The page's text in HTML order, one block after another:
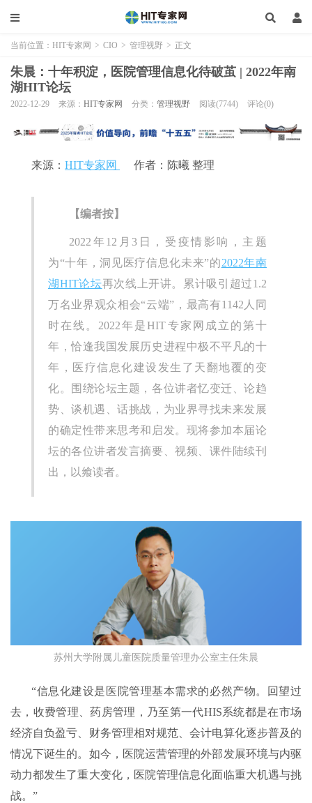
当前位置： HIT专家网 > CIO > 管理视野 > 正文
朱晨：十年积淀，医院管理信息化待破茧 | 2022年南
湖HIT论坛
2022-12-29 来源： HIT专家网 分类： 管理视野 阅读(7744) 评论(0)
来源： HIT专家网 作者：陈曦 整理
【编者按】
2022年12月3日，受疫情影响，主题
为“十年，洞见医疗信息化未来”的2022年南
湖HIT论坛再次线上开讲。累计吸引超过1.2
万名业界观众相会“云端”，最高有1142人同
时在线。2022年是HIT专家网成立的第十
年，恰逢我国发展历史进程中极不平凡的十
年，医疗信息化建设发生了天翻地覆的变
化。围绕论坛主题，各位讲者忆变迁、论趋
势、谈机遇、话挑战，为业界寻找未来发展
的确定性带来思考和启发。现将参加本届论
坛的各位讲者发言摘要、视频、课件陆续刊
出，以飨读者。
苏州大学附属儿童医院质量管理办公室主任朱晨
“信息化建设是医院管理基本需求的必然产物。回望过
去，收费管理、药房管理，乃至第一代HIS系统都是在市场
经济自负盈亏、财务管理相对规范、会计电算化逐步普及的
情况下诞生的。如今，医院运营管理的外部发展环境与内驱
动力都发生了重大变化，医院管理信息化面临重大机遇与挑
战。”